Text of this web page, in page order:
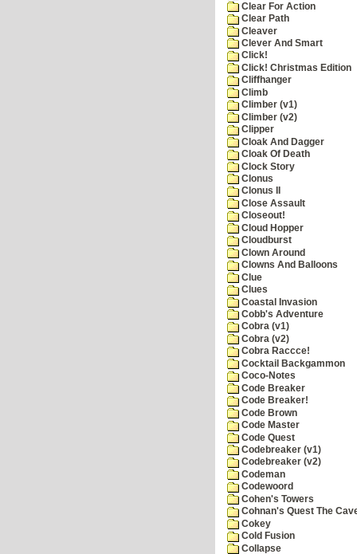
Clear For Action
Clear Path
Cleaver
Clever And Smart
Click!
Click! Christmas Edition
Cliffhanger
Climb
Climber (v1)
Climber (v2)
Clipper
Cloak And Dagger
Cloak Of Death
Clock Story
Clonus
Clonus II
Close Assault
Closeout!
Cloud Hopper
Cloudburst
Clown Around
Clowns And Balloons
Clue
Clues
Coastal Invasion
Cobb's Adventure
Cobra (v1)
Cobra (v2)
Cobra Raccce!
Cocktail Backgammon
Coco-Notes
Code Breaker
Code Breaker!
Code Brown
Code Master
Code Quest
Codebreaker (v1)
Codebreaker (v2)
Codeman
Codewoord
Cohen's Towers
Cohnan's Quest The
Cokey
Cold Fusion
Collapse